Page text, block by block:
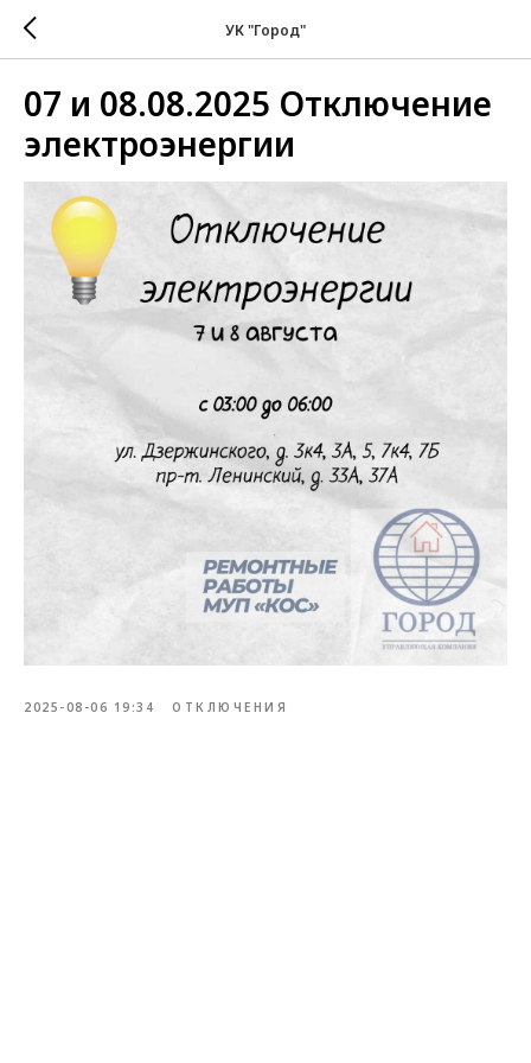
УК "Город"
07 и 08.08.2025 Отключение
электроэнергии
2025-08-06 19:34 ОТКЛЮЧЕНИЯ